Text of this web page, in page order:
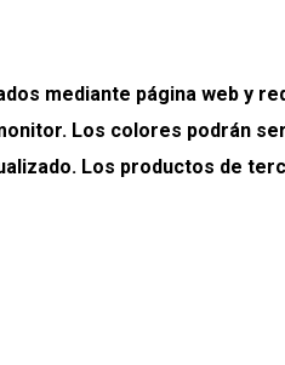
mediante página web y
Los colores podrán
Los productos de